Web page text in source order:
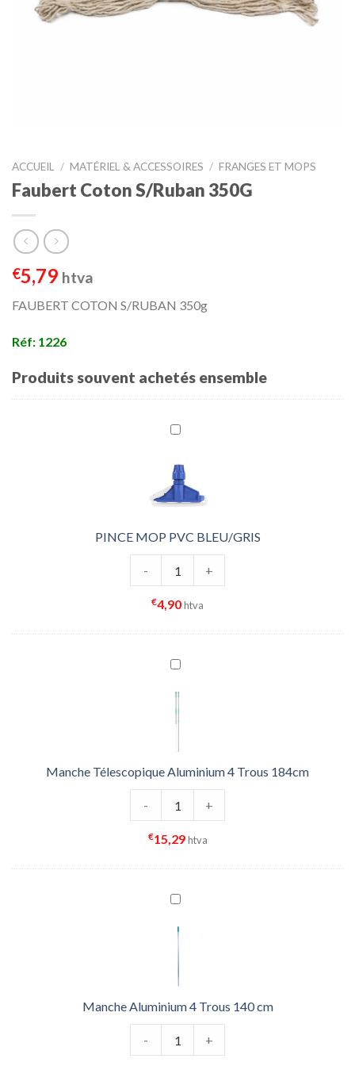
ACCUEIL / MATÉRIEL & ACCESSOIRES / FRANGES ET MOPS
Faubert Coton S/Ruban 350G
€5,79 htva
FAUBERT COTON S/RUBAN 350g
Réf: 1226
Produits souvent achetés ensemble
PINCE MOP PVC BLEU/GRIS
- +
€4,90htva
Manche Télescopique Aluminium 4 Trous 184cm
- +
€15,29 htva
Manche Aluminium 4 Trous 140 cm
- +